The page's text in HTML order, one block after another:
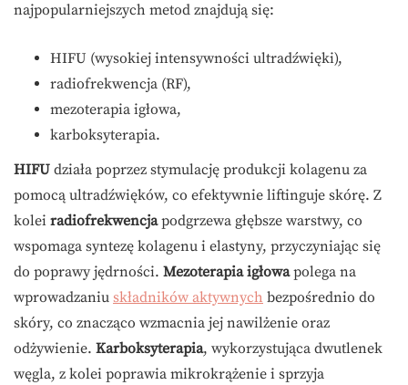
najpopularniejszych metod znajdują się:
HIFU (wysokiej intensywności ultradźwięki),
radiofrekwencja (RF),
mezoterapia igłowa,
karboksyterapia.
HIFU działa poprzez stymulację produkcji kolagenu za
pomocą ultradźwięków, co efektywnie liftinguje skórę. Z
kolei radiofrekwencjapodgrzewa głębsze warstwy, co
wspomaga syntezę kolagenu i elastyny, przyczyniając się
do poprawy jędrności. Mezoterapia igłowapolega na
wprowadzaniu składników aktywnych bezpośrednio do
skóry, co znacząco wzmacnia jej nawilżenie oraz
odżywienie. Karboksyterapia, wykorzystująca dwutlenek
węgla, z kolei poprawia mikrokrążenie i sprzyja